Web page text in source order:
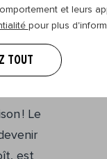
et leurs
pour plus
TOUT
! Le
est